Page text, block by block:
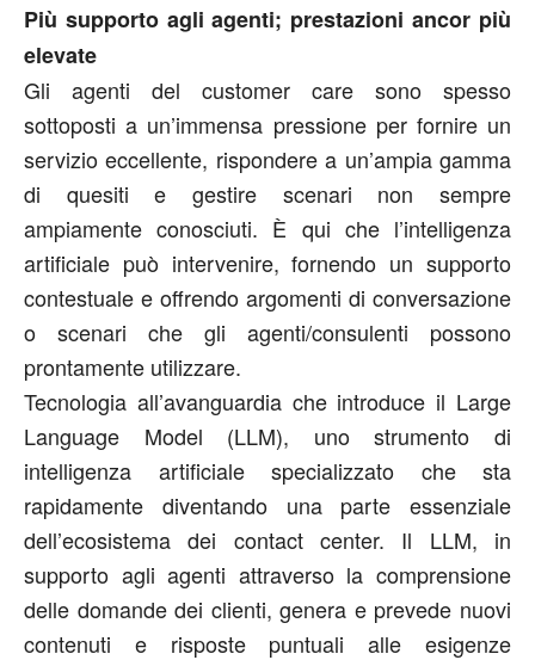
Più supporto agli agenti; prestazioni ancor più
elevate
Gli agenti del customer care sono spesso
sottoposti a un’immensa pressione per fornire un
servizio eccellente, rispondere a un’ampia gamma
di quesiti e gestire scenari non sempre
ampiamente conosciuti. È qui che l’intelligenza
artificiale può intervenire, fornendo un supporto
contestuale e offrendo argomenti di conversazione
o scenari che gli agenti/consulenti possono
prontamente utilizzare.
Tecnologia all’avanguardia che introduce il Large
Language Model (LLM), uno strumento di
intelligenza artificiale specializzato che sta
rapidamente diventando una parte essenziale
dell’ecosistema dei contact center. Il LLM, in
supporto agli agenti attraverso la comprensione
delle domande dei clienti, genera e prevede nuovi
contenuti e risposte puntuali alle esigenze